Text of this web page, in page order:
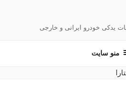
یدکی خودرو ایرانی و خارجی
منو سایت